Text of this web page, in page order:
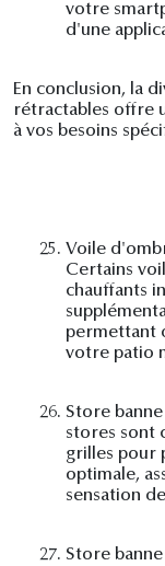
votre
d'une
En conclusion, la
rétractables offre
à vos besoins
25. Voile
Certains
chauffants
permettant
votre patio
26. Store
stores sont
grilles pour
optimale,
sensation
27. Store